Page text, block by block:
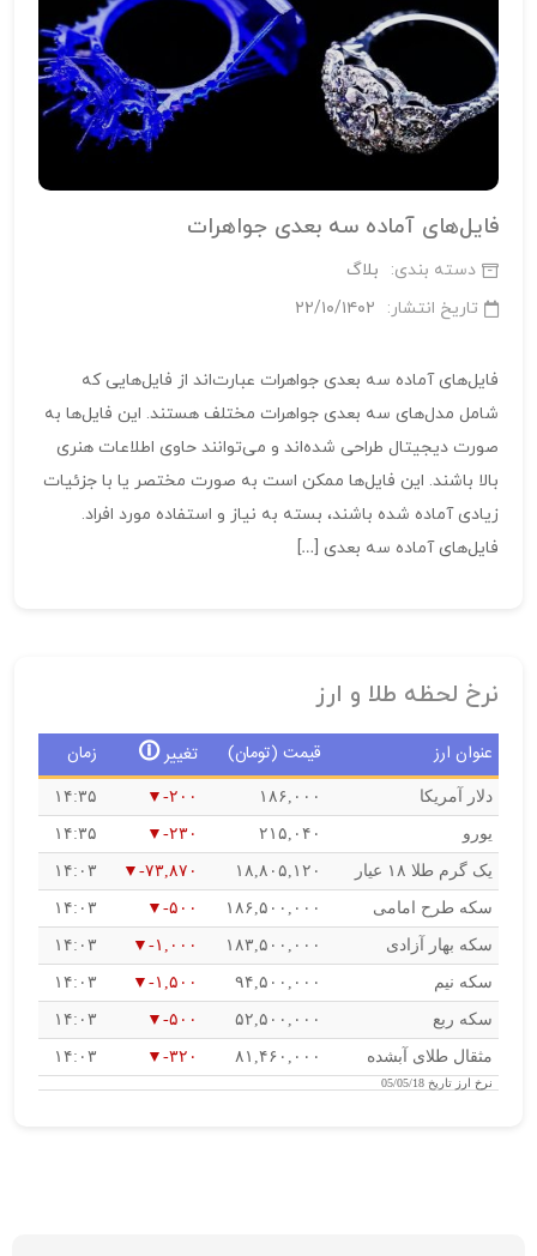
فایل‌های آماده سه بعدی جواهرات
دسته بندی:
بلاگ
تاریخ انتشار:
۲۲/۱۰/۱۴۰۲
فایل‌های آماده سه بعدی جواهرات عبارت‌اند از فایل‌هایی که
شامل مدل‌های سه بعدی جواهرات مختلف هستند. این فایل‌ها به
صورت دیجیتال طراحی شده‌اند و می‌توانند حاوی اطلاعات هنری
بالا باشند. این فایل‌ها ممکن است به صورت مختصر یا با جزئیات
زیادی آماده شده باشند، بسته به نیاز و استفاده مورد افراد.
فایل‌های آماده سه بعدی […]
نرخ لحظه طلا و ارز
عنوان ارز قیمت (تومان) تغییر🛈 زمان
دلار آمریکا ۱۸۶,۰۰۰ -۲۰۰ ۱۴:۳۵
یورو ۲۱۵,۰۴۰ -۲۳۰ ۱۴:۳۵
یک گرم طلا ۱۸ عیار ۱۸,۸۰۵,۱۲۰ -۷۳,۸۷۰ ۱۴:۰۳
سکه طرح امامی ۱۸۶,۵۰۰,۰۰۰ -۵۰۰ ۱۴:۰۳
سکه بهار آزادی ۱۸۳,۵۰۰,۰۰۰ -۱,۰۰۰ ۱۴:۰۳
سکه نیم ۹۴,۵۰۰,۰۰۰ -۱,۵۰۰ ۱۴:۰۳
سکه ربع ۵۲,۵۰۰,۰۰۰ -۵۰۰ ۱۴:۰۳
مثقال طلای آبشده ۸۱,۴۶۰,۰۰۰ -۳۲۰ ۱۴:۰۳
نرخ ارز تاریخ 05/05/18